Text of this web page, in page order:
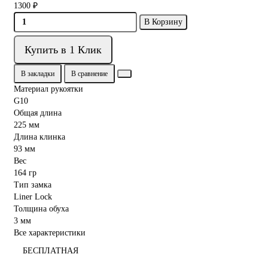
1300 ₽
В Корзину
Купить в 1 Клик
В закладки В сравнение
Материал рукоятки
G10
Общая длина
225 мм
Длина клинка
93 мм
Вес
164 гр
Тип замка
Liner Lock
Толщина обуха
3 мм
Все характеристики
БЕСПЛАТНАЯ